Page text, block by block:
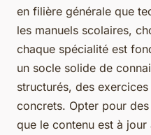
en filière générale que
les manuels scolaires,
chaque spécialité est
un socle solide de
structurés, des
concrets. Opter pour
que le contenu est à